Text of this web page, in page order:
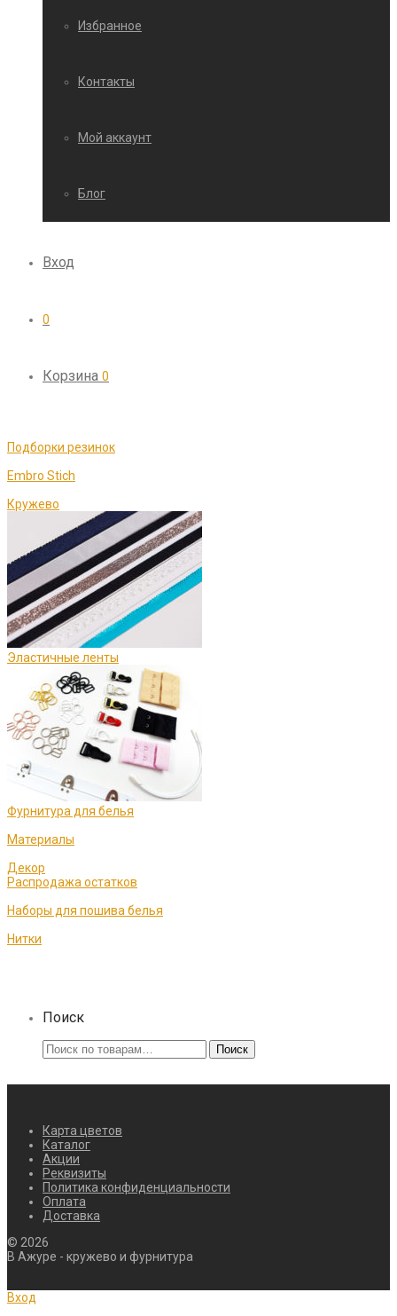
Избранное
Контакты
Мой аккаунт
Блог
Вход
0
Корзина 0
Подборки резинок
Embro Stich
Кружево
Эластичные ленты
Фурнитура для белья
Материалы
Декор
Распродажа остатков
Наборы для пошива белья
Нитки
Поиск
Искать: Поиск
Карта цветов
Каталог
Акции
Реквизиты
Политика конфиденциальности
Оплата
Доставка
© 2026
В Ажуре - кружево и фурнитура
Вход